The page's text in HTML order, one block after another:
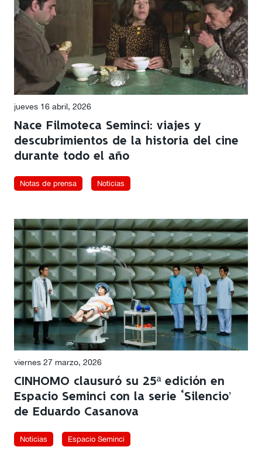
jueves 16 abril, 2026
Nace Filmoteca Seminci: viajes y
descubrimientos de la historia del cine
durante todo el año
Notas de prensa Noticias
viernes 27 marzo, 2026
CINHOMO clausuró su 25ª edición en
Espacio Seminci con la serie ‘Silencio’
de Eduardo Casanova
Noticias Espacio Seminci